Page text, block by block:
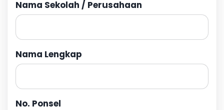
Nama Sekolah / Perusahaan
Nama Lengkap
No. Ponsel